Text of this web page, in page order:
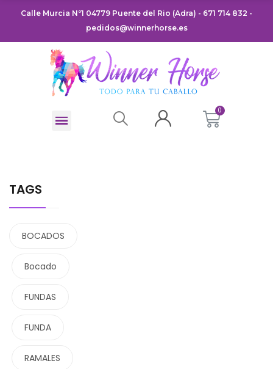
Calle Murcia Nº1 04779 Puente del Rio (Adra) - 671 714 832 -
pedidos@winnerhorse.es
TAGS
BOCADOS
Bocado
FUNDAS
FUNDA
RAMALES